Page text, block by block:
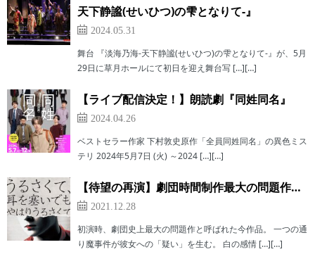
天下静謐(せいひつ)の雫となりて-』
2024.05.31
舞台 『淡海乃海-天下静謐(せいひつ)の雫となりて-』が、5月
29日に草月ホールにて初日を迎え舞台写 […][…]
【ライブ配信決定！】朗読劇『同姓同名』
2024.04.26
ベストセラー作家 下村敦史原作「全員同姓同名」の異色ミス
テリ 2024年5月7日 (火) ～2024 […][…]
【待望の再演】劇団時間制作最大の問題作…
2021.12.28
初演時、劇団史上最大の問題作と呼ばれた今作品。 一つの通
り魔事件が彼女への「疑い」を生む。 白の感情 […][…]